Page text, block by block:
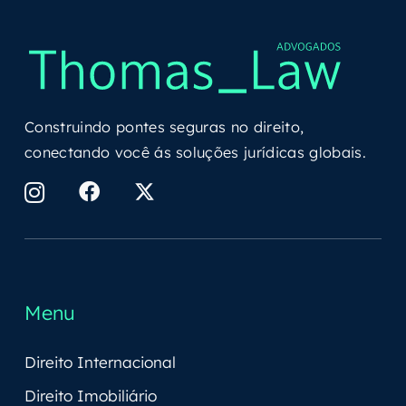
Construindo pontes seguras no direito,
conectando você ás soluções jurídicas globais.
Menu
Direito Internacional
Direito Imobiliário